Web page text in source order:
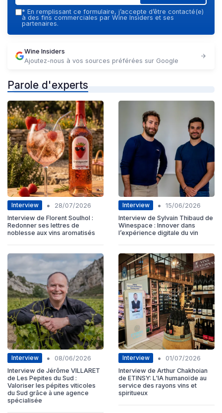
* En remplissant ce formulaire, j’accepte d’être contacté(e)
à des fins commerciales par Wine Insiders et ses
partenaires.
Wine Insiders
Ajoutez-nous à vos sources préférées sur Google
Parole d'experts
Interview •
28/07/2026
Interview de Florent Soulhol :
Redonner ses lettres de
noblesse aux vins aromatisés
Interview •
15/06/2026
Interview de Sylvain Thibaud de
Winespace : Innover dans
l’expérience digitale du vin
Interview •
08/06/2026
Interview de Jérôme VILLARET
de Les Pepites du Sud :
Valoriser les pépites viticoles
du Sud grâce à une agence
spécialisée
Interview •
01/07/2026
Interview de Arthur Chakhoian
de ETINSY: L'IA humanoïde au
service des rayons vins et
spiritueux